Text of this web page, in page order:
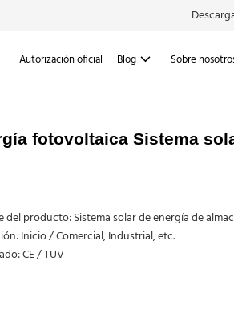
Autorización oficial Blog Sobre
fotovoltaica Sistema
del producto: Sistema solar de energía de
Inicio / Comercial, Industrial, etc.
CE / TUV